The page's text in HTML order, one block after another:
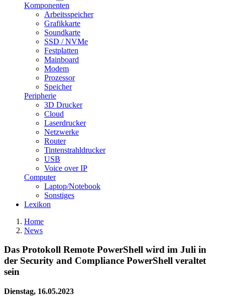
Komponenten
Arbeitsspeicher
Grafikkarte
Soundkarte
SSD / NVMe
Festplatten
Mainboard
Modem
Prozessor
Speicher
Peripherie
3D Drucker
Cloud
Laserdrucker
Netzwerke
Router
Tintenstrahldrucker
USB
Voice over IP
Computer
Laptop/Notebook
Sonstiges
Lexikon
Home
News
Das Protokoll Remote PowerShell wird im Juli in
der Security and Compliance PowerShell veraltet
sein
Dienstag, 16.05.2023